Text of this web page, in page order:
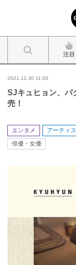
注目
2021.12.30 11:00
SJキュヒョン、パ
売！
エンタメ アーティ
俳優・女優